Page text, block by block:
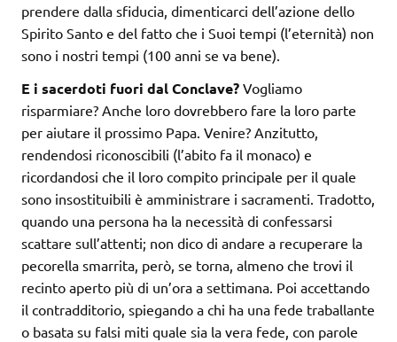
prendere dalla sfiducia, dimenticarci dell’azione dello
Spirito Santo e del fatto che i Suoi tempi (l’eternità) non
sono i nostri tempi (100 anni se va bene).
E i sacerdoti fuori dal Conclave? Vogliamo
risparmiare? Anche loro dovrebbero fare la loro parte
per aiutare il prossimo Papa. Venire? Anzitutto,
rendendosi riconoscibili (l’abito fa il monaco) e
ricordandosi che il loro compito principale per il quale
sono insostituibili è amministrare i sacramenti. Tradotto,
quando una persona ha la necessità di confessarsi
scattare sull’attenti; non dico di andare a recuperare la
pecorella smarrita, però, se torna, almeno che trovi il
recinto aperto più di un’ora a settimana. Poi accettando
il contradditorio, spiegando a chi ha una fede traballante
o basata su falsi miti quale sia la vera fede, con parole